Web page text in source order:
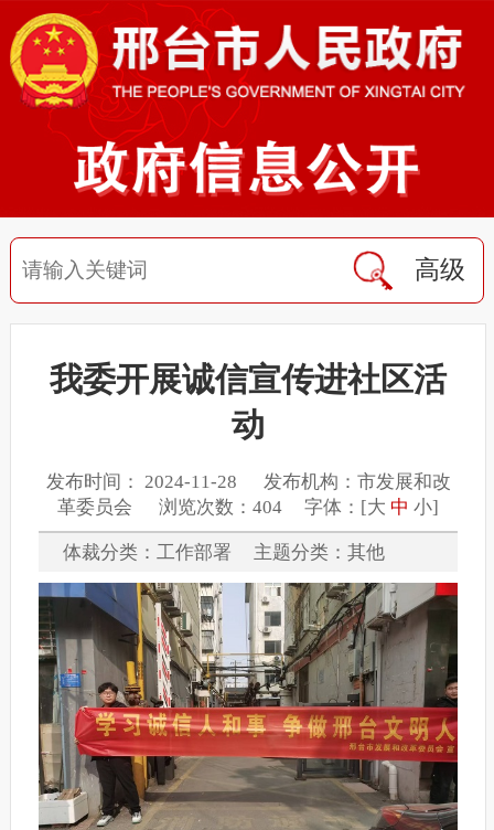
高级
我委开展诚信宣传进社区活
动
发布时间： 2024-11-28 发布机构：市发展和改
革委员会 浏览次数：404 字体：[大 中 小]
体裁分类：工作部署 主题分类：其他